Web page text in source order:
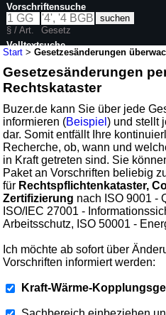
Start >Gesetzesänderungen
Gesetzesänderungen
Rechtskataster
Buzer.de kann Sie über jede
informieren (Beispiel) und stellt
dar. Somit entfällt Ihre
Recherche, ob, wann und
in Kraft getreten sind. Sie
Paket an Vorschriften beliebig
für Rechtspflichtenkataster,
Zertifizierung nach ISO 9001 -
ISO/IEC 27001 -
Arbeitsschutz, ISO 50001 -
Ich möchte ab sofort über
Vorschriften informiert werden:
Kraft-Wärme-
Vorschriftensuche
§ / Art.
Gesetz
Volltextsuche